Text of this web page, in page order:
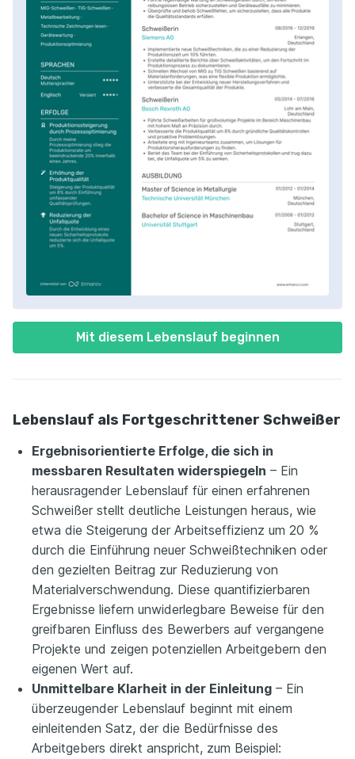
Mit diesem Lebenslauf beginnen
Lebenslauf als Fortgeschrittener Schweißer
Ergebnisorientierte Erfolge, die sich in
messbaren Resultaten widerspiegeln – Ein
herausragender Lebenslauf für einen erfahrenen
Schweißer stellt deutliche Leistungen heraus, wie
etwa die Steigerung der Arbeitseffizienz um 20 %
durch die Einführung neuer Schweißtechniken oder
den gezielten Beitrag zur Reduzierung von
Materialverschwendung. Diese quantifizierbaren
Ergebnisse liefern unwiderlegbare Beweise für den
greifbaren Einfluss des Bewerbers auf vergangene
Projekte und zeigen potenziellen Arbeitgebern den
eigenen Wert auf.
Unmittelbare Klarheit in der Einleitung – Ein
überzeugender Lebenslauf beginnt mit einem
einleitenden Satz, der die Bedürfnisse des
Arbeitgebers direkt anspricht, zum Beispiel: